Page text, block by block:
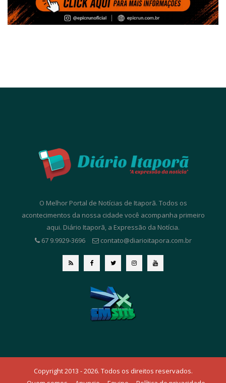
O Melhor Portal de Notícias de Itaporã. Todos os
acontecimentos da nossa cidade você acompanha primeiro
aqui. Diário Itaporã, a Expressão da Notícia.
67 9.9929-3696
contato@diarioitapora.com.br
Copyright 2013 - 2026. Todos os direitos reservados.